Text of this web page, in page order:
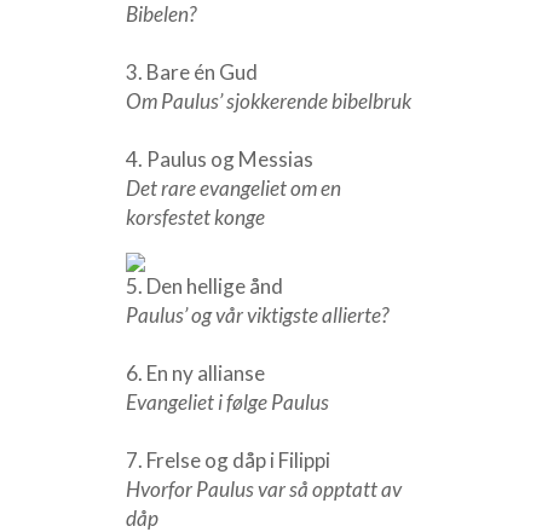
Bibelen?
3. Bare én Gud
Om Paulus’ sjokkerende bibelbruk
4. Paulus og Messias
Det rare evangeliet om en
korsfestet konge
5. Den hellige ånd
Paulus’ og vår viktigste allierte?
6. En ny allianse
Evangeliet i følge Paulus
7. Frelse og dåp i Filippi
Hvorfor Paulus var så opptatt av
dåp